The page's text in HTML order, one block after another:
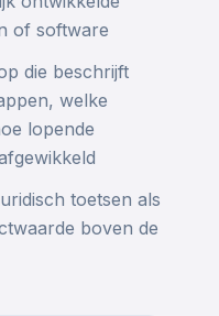
of software
die beschrijft
welke
lopende
toetsen als
boven de